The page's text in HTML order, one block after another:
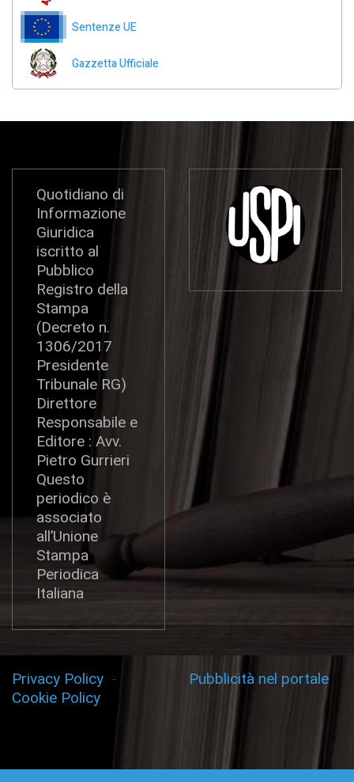
Sentenze UE
Gazzetta Ufficiale
Quotidiano di
Informazione
Giuridica
iscritto al
Pubblico
Registro della
Stampa
(Decreto n.
1306/2017
Presidente
Tribunale RG)
Direttore
Responsabile e
Editore : Avv.
Pietro Gurrieri
Questo
periodico è
associato
all’Unione
Stampa
Periodica
Italiana
Privacy Policy -
Cookie Policy
Pubblicità nel portale